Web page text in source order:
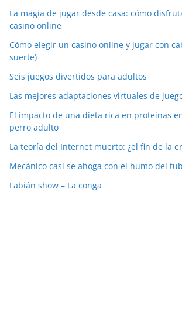
La magia de jugar desde casa: cómo
casino online
Cómo elegir un casino online y jugar con
suerte)
Seis juegos divertidos para adultos
Las mejores adaptaciones virtuales de
El impacto de una dieta rica en proteínas
perro adulto
La teoría del Internet muerto: ¿el fin de la
Mecánico casi se ahoga con el humo del
Fabián show – La conga